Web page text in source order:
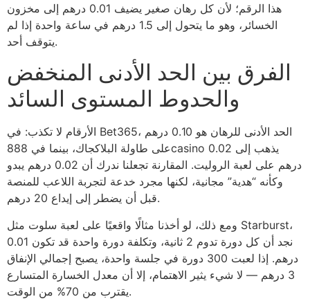
هذا الرقم؛ لأن كل رهان صغير يضيف 0.01 درهم إلى مخزون
الخسائر، وهو ما يتحول إلى 1.5 درهم في ساعة واحدة إذا لم
يتوقف أحد.
الفرق بين الحد الأدنى المنخفض
والحدوط المستوى السائد
الأرقام لا تكذب: في Bet365، الحد الأدنى للرهان هو 0.10 درهم
على طاولة البلاكجاك، بينما في 888casino يذهب إلى 0.02
درهم على لعبة الروليت. المقارنة تجعلنا ندرك أن 0.02 درهم يبدو
وكأنه “هدية” مجانية، لكنها مجرد خدعة لتجربة اللاعب للمنصة
قبل أن يضطر إلى إيداع 20 درهم.
ومع ذلك، لو أخذنا مثالًا واقعيًا على لعبة سلوت مثل Starburst،
نجد أن كل دورة تدوم 2 ثانية، وتكلفة دورة واحدة قد تكون 0.01
درهم. إذا لعبت 300 دورة في جلسة واحدة، يصبح إجمالي الإنفاق
3 درهم — لا شيء يثير الاهتمام، إلا أن معدل الخسارة المتسارع
يقترب من 70% من الوقت.